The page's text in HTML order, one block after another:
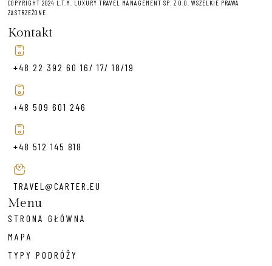
COPYRIGHT 2024 L.T.M. LUXURY TRAVEL MANAGEMENT SP. Z O.O. WSZELKIE PRAWA
ZASTRZEŻONE.
Kontakt
+48 22 392 60 16/ 17/ 18/19
+48 509 601 246
+48 512 145 818
TRAVEL@CARTER.EU
Menu
STRONA GŁÓWNA
MAPA
TYPY PODRÓŻY